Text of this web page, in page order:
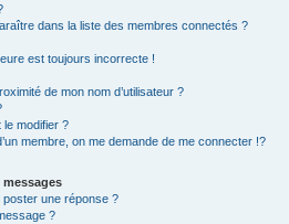
dans la liste des membres connectés ?
est toujours incorrecte !
de mon nom d’utilisateur ?
le modifier ?
membre, on me demande de me connecter !?
une réponse ?
?